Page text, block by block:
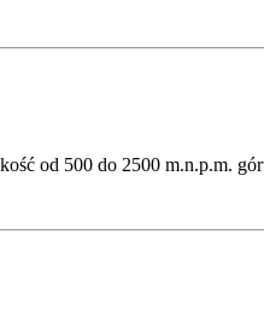
od 500 do 2500 m.n.p.m.